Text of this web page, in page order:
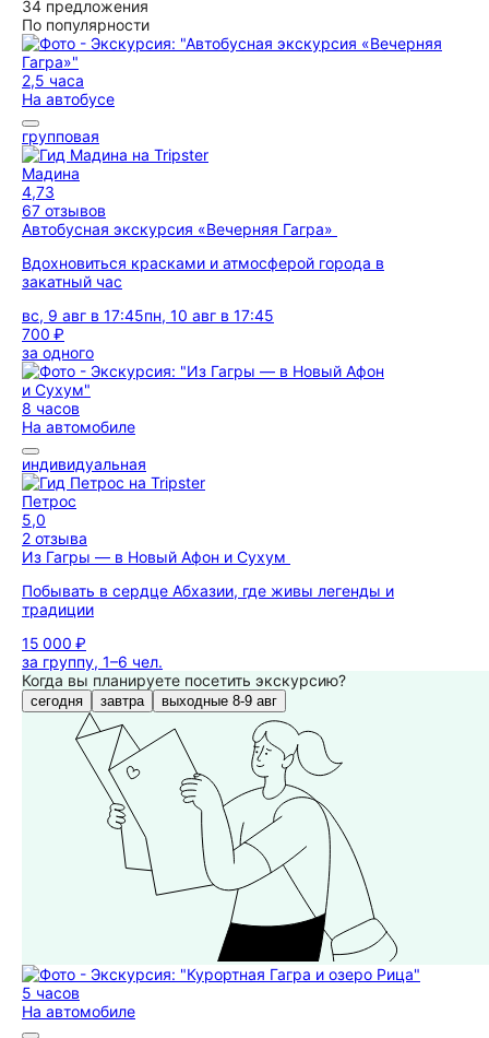
34 предложения
По популярности
2,5 часа
На автобусе
групповая
Мадина
4,73
67 отзывов
Автобусная экскурсия «Вечерняя Гагра»
Вдохновиться красками и атмосферой города в
закатный час
вс, 9 авг в 17:45пн, 10 авг в 17:45
700 ₽
за одного
8 часов
На автомобиле
индивидуальная
Петрос
5,0
2 отзыва
Из Гагры — в Новый Афон и Сухум
Побывать в сердце Абхазии, где живы легенды и
традиции
15 000 ₽
за группу, 1–6 чел.
Когда вы планируете посетить экскурсию?
сегодня завтра выходные 8-9 авг
5 часов
На автомобиле